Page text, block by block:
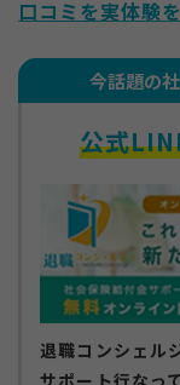
お知らせ
サイトマップ
個人情報の取り
口コミを実体験
今話題の
公式
退職コンシェル
サポート行なっ